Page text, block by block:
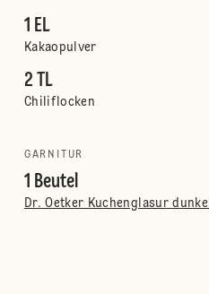
1 EL
Kakaopulver
2 TL
Chiliflocken
GARNITUR
1 Beutel
Dr. Oetker Kuchenglasur dunkel